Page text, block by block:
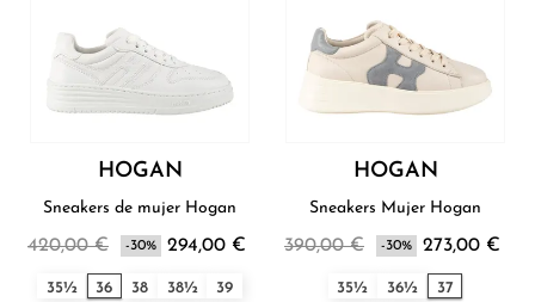
HOGAN
Sneakers de mujer Hogan
420,00 € -30% 294,00 €
35½ 36 38 38½ 39
HOGAN
Sneakers Mujer Hogan
390,00 € -30% 273,00 €
35½ 36½ 37